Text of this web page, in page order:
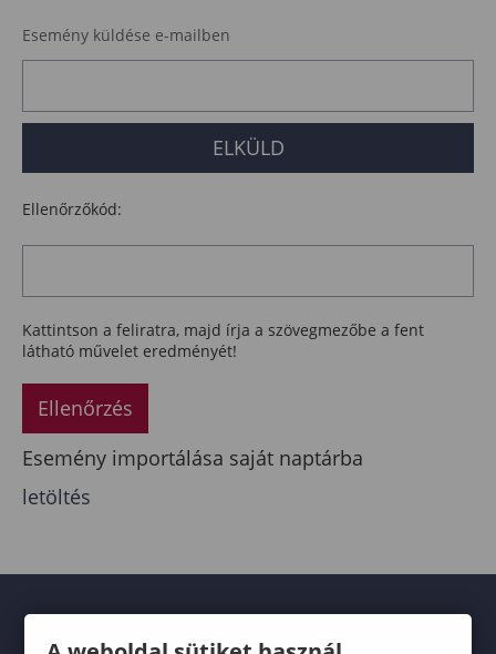
Esemény küldése e-mailben
Ellenőrzőkód:
Kattintson a feliratra, majd írja a szövegmezőbe a fent
látható művelet eredményét!
Ellenőrzés
Esemény importálása saját naptárba
letöltés